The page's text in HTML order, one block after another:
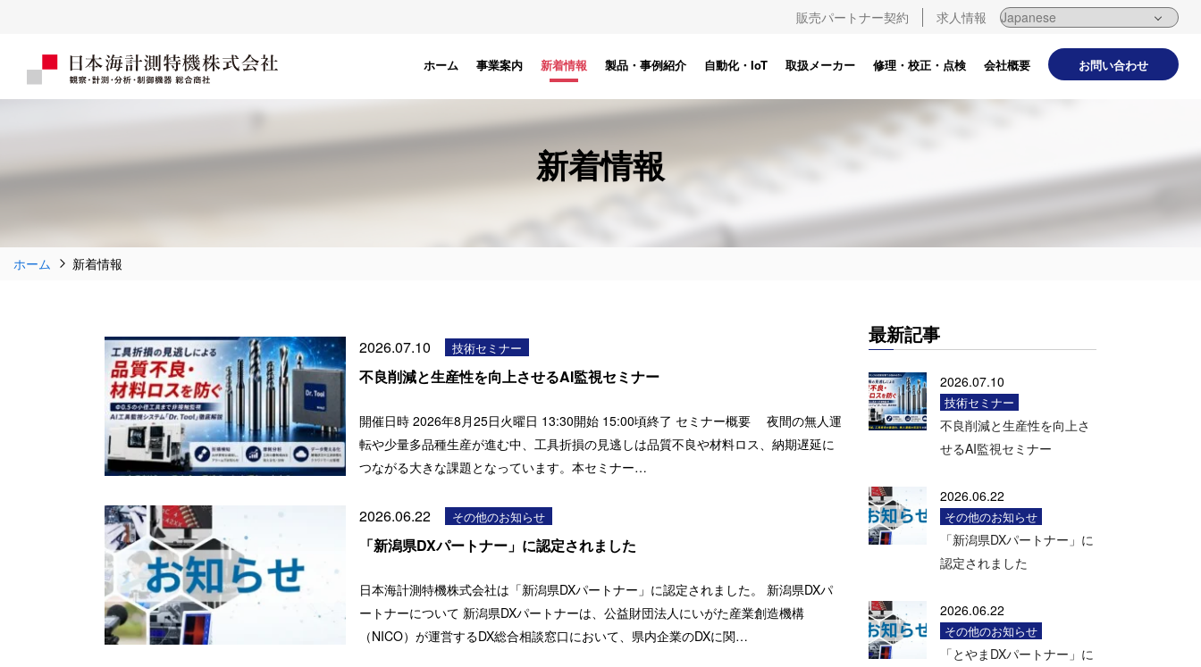
販売パートナー契約 求人情報
ホーム 事業案内 新着情報 製品・事例紹介 自動化・IoT 取扱メーカー 修理・校正・点検 会社概要 お問い合わせ
新着情報
ホーム 新着情報
2026.07.10 技術セミナー
不良削減と生産性を向上させるAI監視セミナー
開催日時 2026年8月25日火曜日 13:30開始 15:00頃終了 セミナー概要 夜間の無人運
転や少量多品種生産が進む中、工具折損の見逃しは品質不良や材料ロス、納期遅延に
つながる大きな課題となっています。本セミナー…
2026.06.22 その他のお知らせ
「新潟県DXパートナー」に認定されました
日本海計測特機株式会社は「新潟県DXパートナー」に認定されました。 新潟県DXパ
ートナーについて 新潟県DXパートナーは、公益財団法人にいがた産業創造機構
（NICO）が運営するDX総合相談窓口において、県内企業のDXに関…
最新記事
2026.07.10
技術セミナー
不良削減と生産性を向上さ
せるAI監視セミナー
2026.06.22
その他のお知らせ
「新潟県DXパートナー」に
認定されました
2026.06.22
その他のお知らせ
「とやまDXパートナー」に